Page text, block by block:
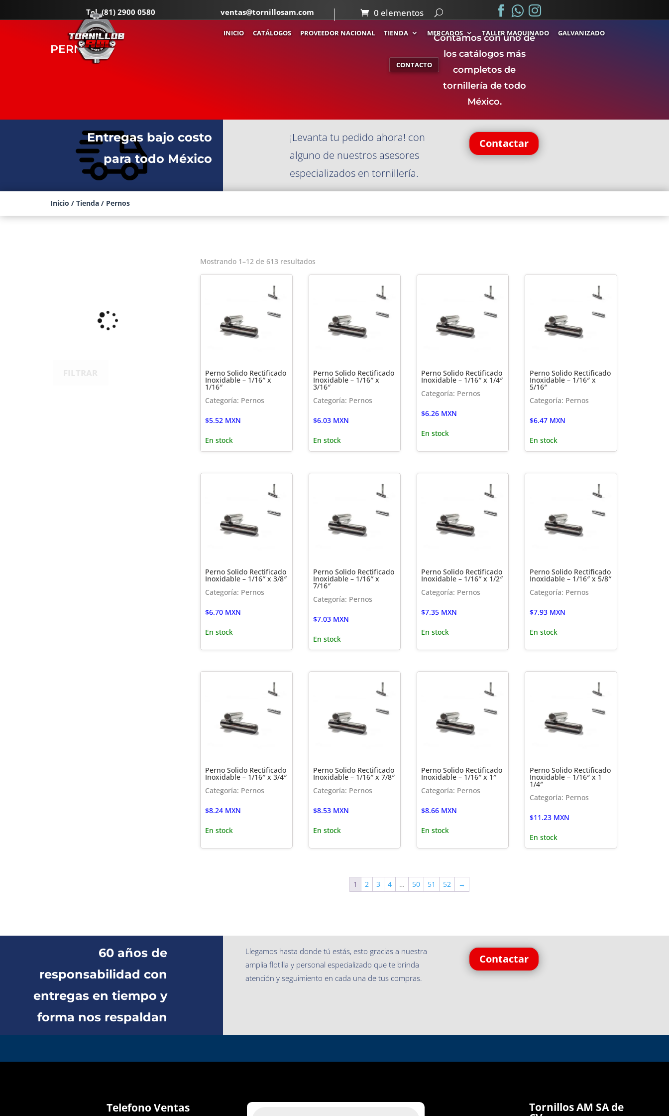
Tel.(81) 2900 0580 ventas@tornillosam.com 0 elementos  . .
INICIO CATÁLOGOS PROVEEDOR NACIONAL TIENDA MERCADOS TALLER MAQUINADO GALVANIZADO
CONTACTO
PERNOS
Contamos con uno de
los catálogos más
completos de
tornillería de todo
México.
Entregas bajo costo
para todo México
¡Levanta tu pedido ahora! con
alguno de nuestros asesores
especializados en tornillería.
Contactar
Inicio / Tienda/ Pernos
Mostrando 1–12 de 613 resultados
Perno Solido Rectificado
Inoxidable – 1/16″ x
1/16″
Categoría: Pernos
$5.52MXN
En stock
Perno Solido Rectificado
Inoxidable – 1/16″ x
3/16″
Categoría: Pernos
$6.03MXN
En stock
Perno Solido Rectificado
Inoxidable – 1/16″ x 1/4″
Categoría: Pernos
$6.26 MXN
En stock
Perno Solido Rectificado
Inoxidable – 1/16″ x
5/16″
Categoría: Pernos
$6.47MXN
En stock
Perno Solido Rectificado
Inoxidable – 1/16″ x 3/8″
Categoría: Pernos
$6.70MXN
En stock
Perno Solido Rectificado
Inoxidable – 1/16″ x
7/16″
Categoría: Pernos
$7.03MXN
En stock
Perno Solido Rectificado
Inoxidable – 1/16″ x 1/2″
Categoría: Pernos
$7.35 MXN
En stock
Perno Solido Rectificado
Inoxidable – 1/16″ x 5/8″
Categoría: Pernos
$7.93MXN
En stock
Perno Solido Rectificado
Inoxidable – 1/16″ x 3/4″
Categoría: Pernos
$8.24MXN
En stock
Perno Solido Rectificado
Inoxidable – 1/16″ x 7/8″
Categoría: Pernos
$8.53MXN
En stock
Perno Solido Rectificado
Inoxidable – 1/16″ x 1″
Categoría: Pernos
$8.66 MXN
En stock
Perno Solido Rectificado
Inoxidable – 1/16″ x 1
1/4″
Categoría: Pernos
$11.23MXN
En stock
1 2 3 4 … 50 51 52 →
60 años de
responsabilidad con
entregas en tiempo y
forma nos respaldan
Llegamos hasta donde tú estás, esto gracias a nuestra
amplia flotilla y personal especializado que te brinda
atención y seguimiento en cada una de tus compras.
Contactar
Telefono Ventas Tornillos AM SA de